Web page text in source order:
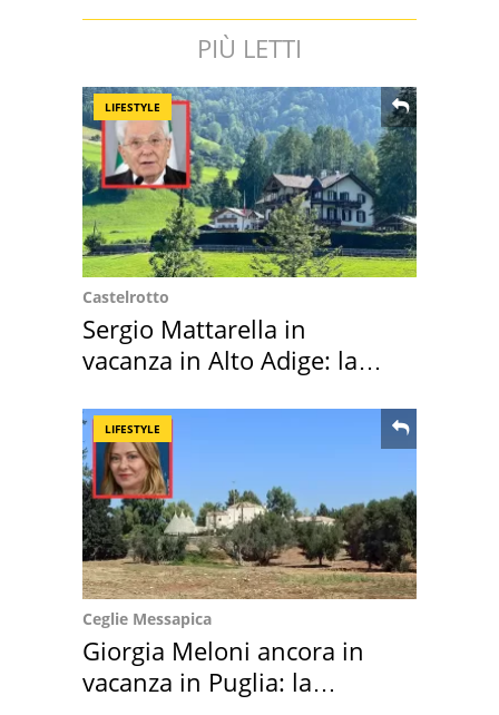
PIÙ LETTI
LIFESTYLE
Castelrotto
Sergio Mattarella in
vacanza in Alto Adige: la
LIFESTYLE
Ceglie Messapica
Giorgia Meloni ancora in
vacanza in Puglia: la